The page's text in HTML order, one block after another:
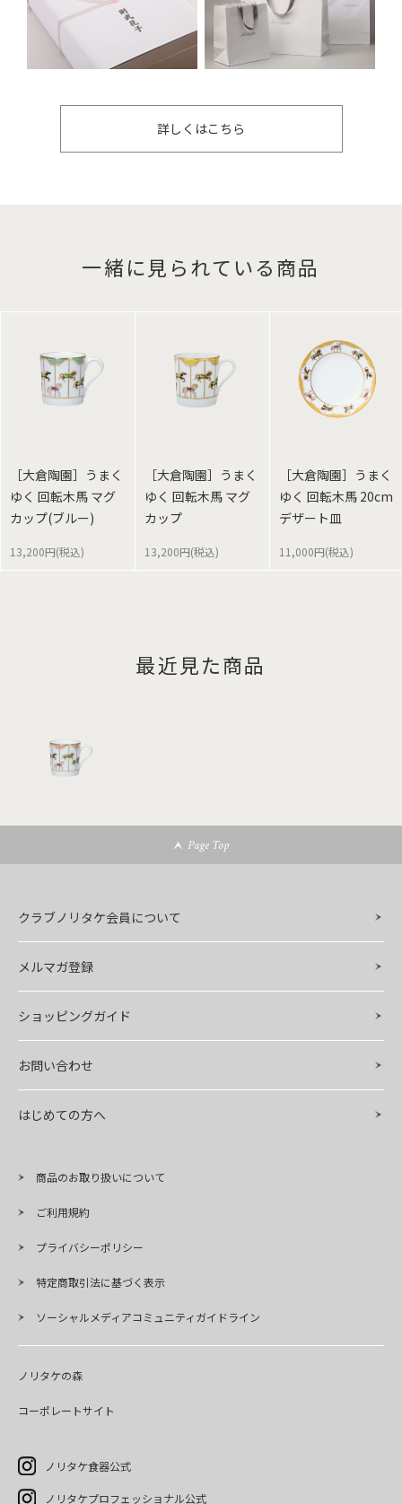
詳しくはこちら
一緒に見られている商品
［大倉陶園］うまく
ゆく 回転木馬 マグ
カップ(ブルー)
13,200円(税込)
［大倉陶園］うまく
ゆく 回転木馬 マグ
カップ
13,200円(税込)
［大倉陶園］うまく
ゆく 回転木馬 20cm
デザート皿
11,000円(税込)
最近見た商品
Page Top
クラブノリタケ会員について
メルマガ登録
ショッピングガイド
お問い合わせ
はじめての方へ
商品のお取り扱いについて
ご利用規約
プライバシーポリシー
特定商取引法に基づく表示
ソーシャルメディアコミュニティガイドライン
ノリタケの森
コーポレートサイト
ノリタケ食器公式
ノリタケプロフェッショナル公式